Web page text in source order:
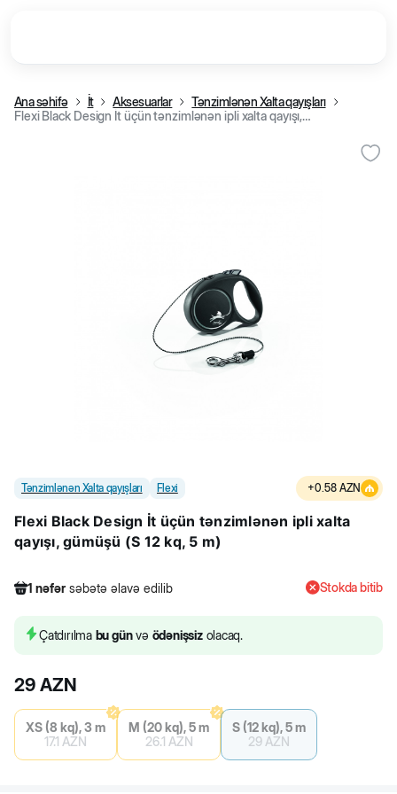
Ana səhifə İt Aksesuarlar
Tənzimlənən Xalta qayışları
Flexi Black Design İt üçün tənzimlənən ipli xalta qayışı, gümüşü (S 12 kq, 5 m)
Tənzimlənən Xalta qayışları Flexi +0.58 AZN
Flexi Black Design İt üçün tənzimlənən ipli xalta
qayışı, gümüşü (S 12 kq, 5 m)
1 nəfər səbətə əlavə edilib
1 nəfər məhsulu alıb
Stokda bitib
Çatdırılma bu günvə ödənişsizolacaq.
29 AZN
XS (8 kq), 3 m
17.1 AZN
M (20 kq), 5 m
26.1 AZN
S (12 kq), 5 m
29 AZN